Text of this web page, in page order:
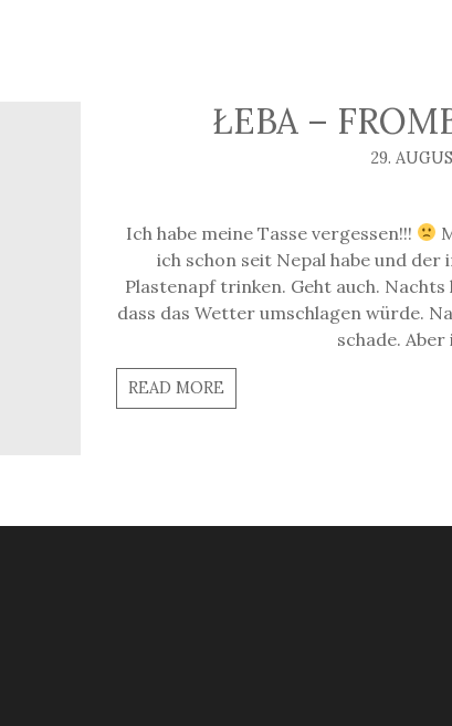
ŁEBA –
29.
Ich habe meine Tasse vergessen!!!
ich schon seit Nepal habe und der
Plastenapf trinken. Geht auch.
dass das Wetter umschlagen würde.
schade.
READ MORE